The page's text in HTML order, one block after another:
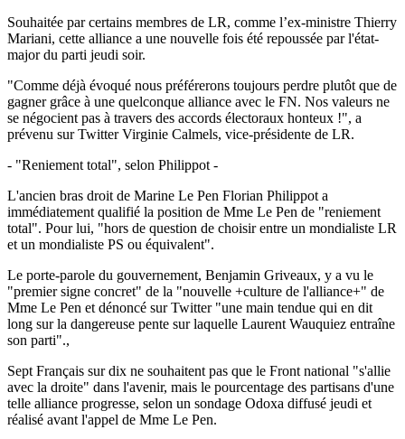
Souhaitée par certains membres de LR, comme l’ex-ministre Thierry
Mariani, cette alliance a une nouvelle fois été repoussée par l'état-
major du parti jeudi soir.
"Comme déjà évoqué nous préférerons toujours perdre plutôt que de
gagner grâce à une quelconque alliance avec le FN. Nos valeurs ne
se négocient pas à travers des accords électoraux honteux !", a
prévenu sur Twitter Virginie Calmels, vice-présidente de LR.
- "Reniement total", selon Philippot -
L'ancien bras droit de Marine Le Pen Florian Philippot a
immédiatement qualifié la position de Mme Le Pen de "reniement
total". Pour lui, "hors de question de choisir entre un mondialiste LR
et un mondialiste PS ou équivalent".
Le porte-parole du gouvernement, Benjamin Griveaux, y a vu le
"premier signe concret" de la "nouvelle +culture de l'alliance+" de
Mme Le Pen et dénoncé sur Twitter "une main tendue qui en dit
long sur la dangereuse pente sur laquelle Laurent Wauquiez entraîne
son parti".,
Sept Français sur dix ne souhaitent pas que le Front national "s'allie
avec la droite" dans l'avenir, mais le pourcentage des partisans d'une
telle alliance progresse, selon un sondage Odoxa diffusé jeudi et
réalisé avant l'appel de Mme Le Pen.